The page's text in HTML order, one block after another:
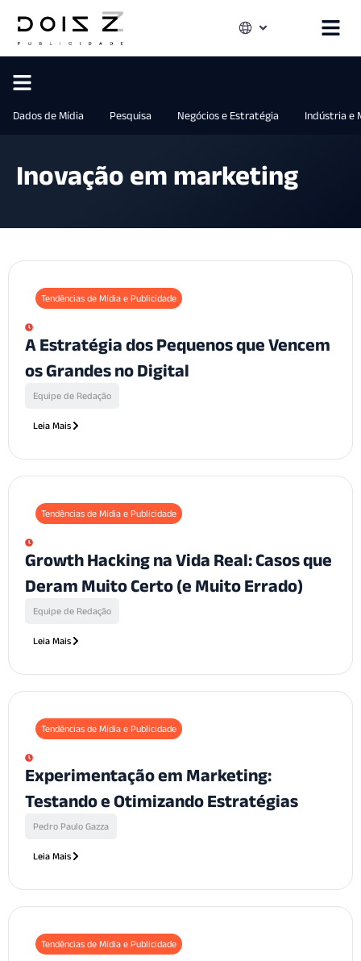
Dados de Mídia Pesquisa Negócios e Estratégia Indústria e
Inovação em marketing
Tendências de Mídia e Publicidade
A Estratégia dos Pequenos que Vencem
os Grandes no Digital
Equipe de Redação
Leia Mais
Tendências de Mídia e Publicidade
Growth Hacking na Vida Real: Casos que
Deram Muito Certo (e Muito Errado)
Equipe de Redação
Leia Mais
Tendências de Mídia e Publicidade
Experimentação em Marketing:
Testando e Otimizando Estratégias
Pedro Paulo Gazza
Leia Mais
Tendências de Mídia e Publicidade